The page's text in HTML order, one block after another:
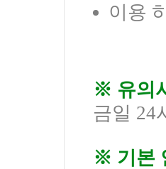
이용
※ 유의
금일 24
※ 기본